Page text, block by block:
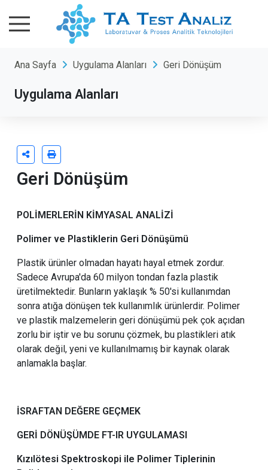
Ana Sayfa Uygulama Alanları Geri Dönüşüm
Uygulama Alanları
Geri Dönüşüm
POLİMERLERİN KİMYASAL ANALİZİ
Polimer ve Plastiklerin Geri Dönüşümü
Plastik ürünler olmadan hayatı hayal etmek zordur.
Sadece Avrupa'da 60 milyon tondan fazla plastik
üretilmektedir. Bunların yaklaşık % 50'si kullanımdan
sonra atığa dönüşen tek kullanımlık ürünlerdir. Polimer
ve plastik malzemelerin geri dönüşümü pek çok açıdan
zorlu bir iştir ve bu sorunu çözmek, bu plastikleri atık
olarak değil, yeni ve kullanılmamış bir kaynak olarak
anlamakla başlar.
İSRAFTAN DEĞERE GEÇMEK
GERİ DÖNÜŞÜMDE FT-IR UYGULAMASI
Kızılötesi Spektroskopi ile Polimer Tiplerinin